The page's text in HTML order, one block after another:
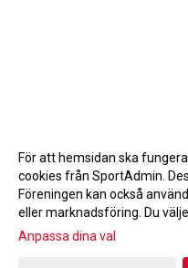
Gå till
För att hemsidan ska
cookies från SportAdmin.
Föreningen kan också
eller marknadsföring. Du
Anpassa dina val